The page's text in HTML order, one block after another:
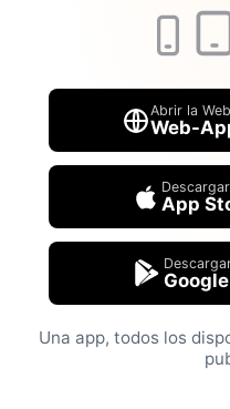
Abrir la
Web-
App
Una app, todos los